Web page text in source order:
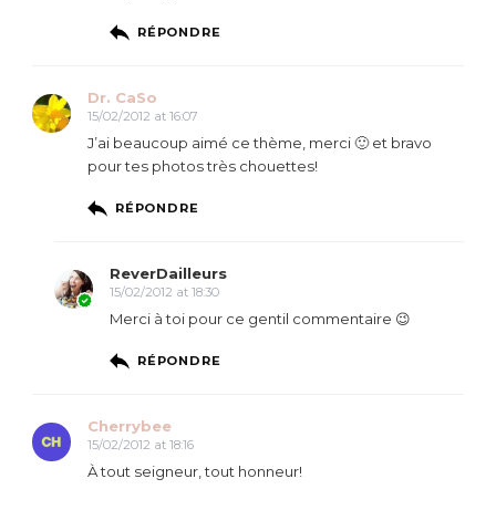
RÉPONDRE
Dr. CaSo
15/02/2012 at 16:07
J’ai beaucoup aimé ce thème, merci 🙂 et bravo
pour tes photos très chouettes!
RÉPONDRE
ReverDailleurs
15/02/2012 at 18:30
Merci à toi pour ce gentil commentaire 😉
RÉPONDRE
Cherrybee
15/02/2012 at 18:16
À tout seigneur, tout honneur!